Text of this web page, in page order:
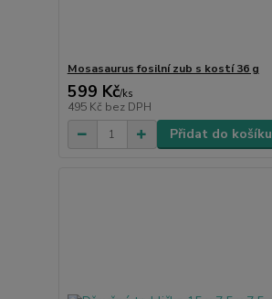
Mosasaurus fosilní zub s kostí 36 g
599 Kč/ks
495 Kč bez DPH
Přidat do košíku